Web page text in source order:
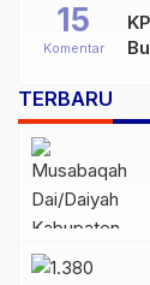
15
Komentar
TERBARU